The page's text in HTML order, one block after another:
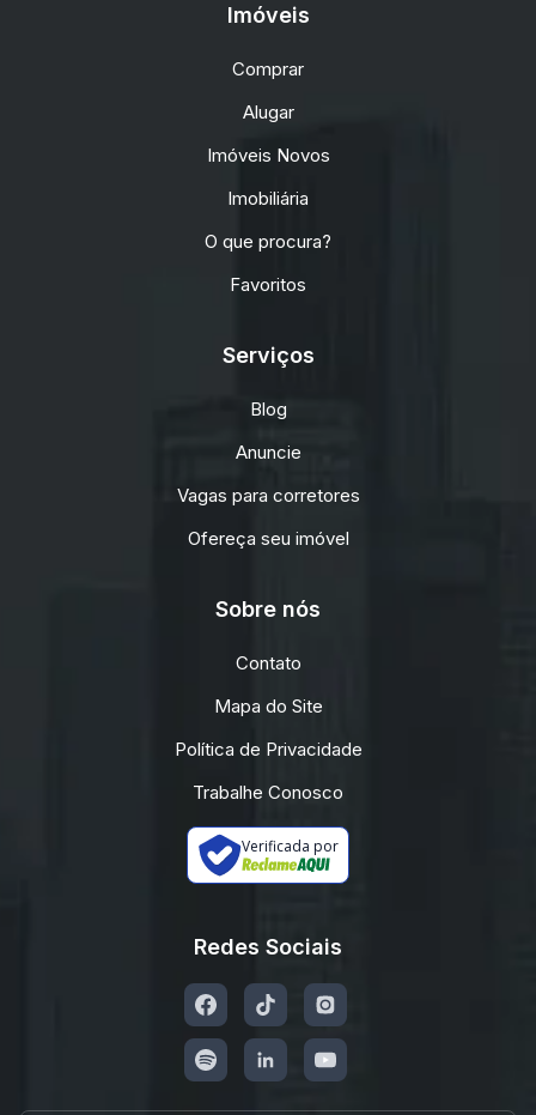
Imóveis
Comprar
Alugar
Imóveis Novos
Imobiliária
O que procura?
Favoritos
Serviços
Blog
Anuncie
Vagas para corretores
Ofereça seu imóvel
Sobre nós
Contato
Mapa do Site
Política de Privacidade
Trabalhe Conosco
Verificada por
Redes Sociais